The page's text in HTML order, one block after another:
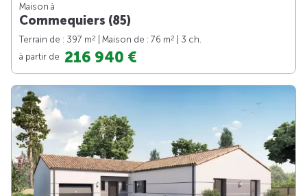
Maison à
Commequiers (85)
Terrain de : 397 m2 | Maison de : 76 m2
| 3 ch.
à partir de 216 940 €